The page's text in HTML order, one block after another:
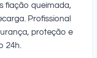
fiação queimada,
Profissional
proteção e
24h.